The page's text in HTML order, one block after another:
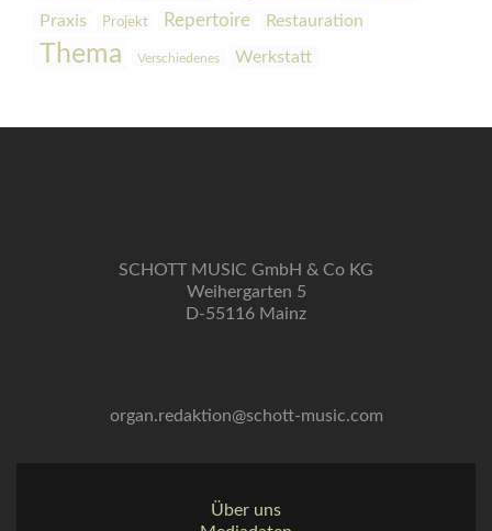
Praxis Projekt Repertoire Restauration
Thema Verschiedenes Werkstatt
SCHOTT MUSIC GmbH & Co KG
Weihergarten 5
D-55116 Mainz
organ.redaktion@schott-music.com
Über uns